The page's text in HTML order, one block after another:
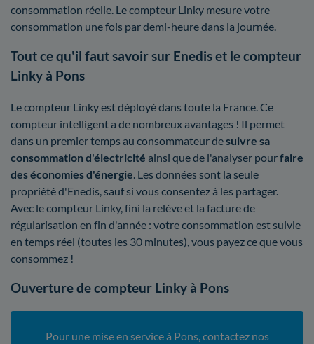
consommation réelle. Le compteur Linky mesure votre
consommation une fois par demi-heure dans la journée.
Tout ce qu'il faut savoir sur Enedis et le compteur
Linky à Pons
Le compteur Linky est déployé dans toute la France. Ce
compteur intelligent a de nombreux avantages ! Il permet
dans un premier temps au consommateur desuivre sa
consommation d'électricité ainsi que de l'analyser pourfaire
des économies d'énergie . Les données sont la seule
propriété d'Enedis, sauf si vous consentez à les partager.
Avec le compteur Linky, fini la relève et la facture de
régularisation en fin d'année : votre consommation est suivie
en temps réel (toutes les 30 minutes), vous payez ce que vous
consommez !
Ouverture de compteur Linky à Pons
Pour une mise en service à Pons, contactez nos